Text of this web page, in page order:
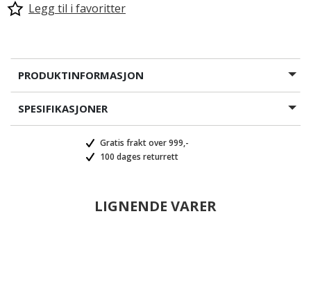
Legg til i favoritter
PRODUKTINFORMASJON
SPESIFIKASJONER
Gratis frakt over 999,-
100 dages returrett
LIGNENDE VARER